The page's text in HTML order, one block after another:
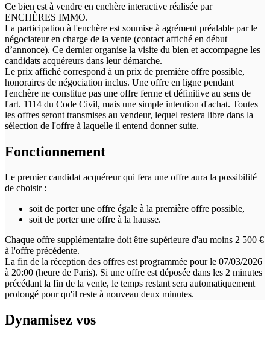
Ce bien est à vendre en enchère interactive réalisée par
ENCHÈRES IMMO.
La participation à l'enchère est soumise à agrément préalable par le
négociateur en charge de la vente (contact affiché en début
d’annonce). Ce dernier organise la visite du bien et accompagne les
candidats acquéreurs dans leur démarche.
Le prix affiché correspond à un prix de première offre possible,
honoraires de négociation inclus. Une offre en ligne pendant
l'enchère ne constitue pas une offre ferme et définitive au sens de
l'art. 1114 du Code Civil, mais une simple intention d'achat. Toutes
les offres seront transmises au vendeur, lequel restera libre dans la
sélection de l'offre à laquelle il entend donner suite.
Fonctionnement
Le premier candidat acquéreur qui fera une offre aura la possibilité
de choisir :
soit de porter une offre égale à la première offre possible,
soit de porter une offre à la hausse.
Chaque offre supplémentaire doit être supérieure d'au moins 2 500 €
à l'offre précédente.
La fin de la réception des offres est programmée pour le 07/03/2026
à 20:00 (heure de Paris). Si une offre est déposée dans les 2 minutes
précédant la fin de la vente, le temps restant sera automatiquement
prolongé pour qu'il reste à nouveau deux minutes.
Dynamisez vos